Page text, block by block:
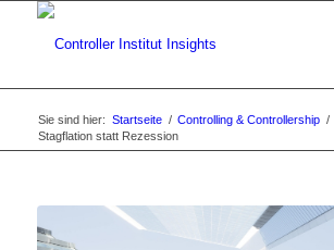
Sie sind hier: Startseite / Controlling & Controllership /
Stagflation statt Rezession